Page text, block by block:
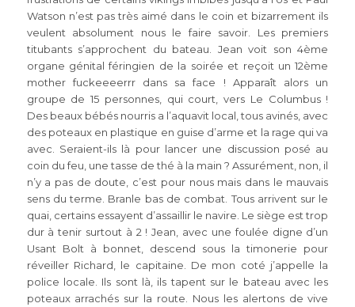
Watson n’est pas très aimé dans le coin et bizarrement ils
veulent absolument nous le faire savoir. Les premiers
titubants s’approchent du bateau. Jean voit son 4ème
organe génital féringien de la soirée et reçoit un 12ème
mother fuckeeeerrr dans sa face ! Apparaît alors un
groupe de 15 personnes, qui court, vers Le Columbus !
Des beaux bébés nourris a l’aquavit local, tous avinés, avec
des poteaux en plastique en guise d’arme et la rage qui va
avec. Seraient-ils là pour lancer une discussion posé au
coin du feu, une tasse de thé à la main ? Assurément, non, il
n’y a pas de doute, c’est pour nous mais dans le mauvais
sens du terme. Branle bas de combat. Tous arrivent sur le
quai, certains essayent d’assaillir le navire. Le siège est trop
dur à tenir surtout à 2 ! Jean, avec une foulée digne d’un
Usant Bolt à bonnet, descend sous la timonerie pour
réveiller Richard, le capitaine. De mon coté j’appelle la
police locale. Ils sont là, ils tapent sur le bateau avec les
poteaux arrachés sur la route. Nous les alertons de vive